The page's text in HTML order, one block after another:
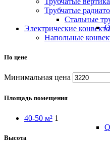
Трубчатые
Cтальные
Электрические
Напольные
По цене
Минимальная цена
Площадь помещения
40-50 м² 1
Высота